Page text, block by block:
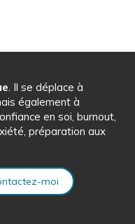
. Il se déplace à
également à
en soi, burnout,
préparation aux
moi